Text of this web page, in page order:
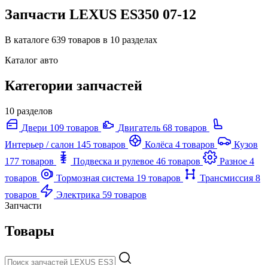
Запчасти LEXUS ES350 07-12
В каталоге 639 товаров в 10 разделах
Каталог авто
Категории запчастей
10 разделов
Двери 109 товаров Двигатель 68 товаров
Интерьер / салон 145 товаров Колёса 4 товаров
Кузов
177 товаров
Подвеска и рулевое 46 товаров Разное 4
товаров
Тормозная система 19 товаров Трансмиссия 8
товаров
Электрика 59 товаров
Запчасти
Товары